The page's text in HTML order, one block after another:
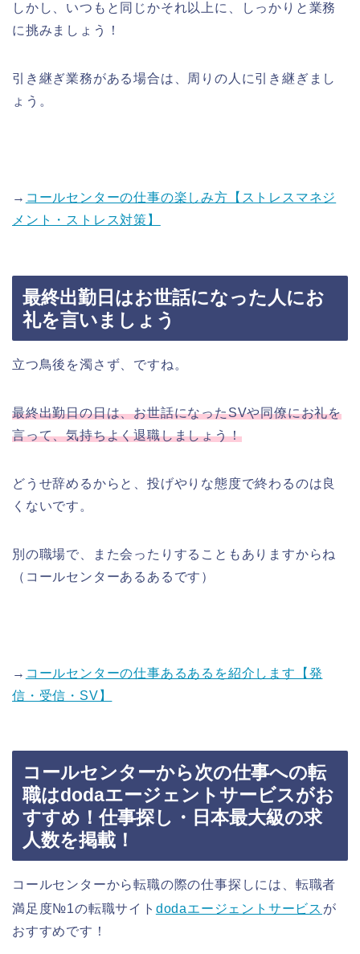
しかし、いつもと同じかそれ以上に、しっかりと業務
に挑みましょう！
引き継ぎ業務がある場合は、周りの人に引き継ぎまし
ょう。
→ コールセンターの仕事の楽しみ方【ストレスマネジ
メント・ストレス対策】
最終出勤日はお世話になった人にお
礼を言いましょう
立つ鳥後を濁さず、ですね。
最終出勤日の日は、お世話になったSVや同僚にお礼を
言って、気持ちよく退職しましょう！
どうせ辞めるからと、投げやりな態度で終わるのは良
くないです。
別の職場で、また会ったりすることもありますからね
（コールセンターあるあるです）
→ コールセンターの仕事あるあるを紹介します【発
信・受信・SV】
コールセンターから次の仕事への転
職はdodaエージェントサービスがお
すすめ！仕事探し・日本最大級の求
人数を掲載！
コールセンターから転職の際の仕事探しには、転職者
満足度№1の転職サイト dodaエージェントサービス が
おすすめです！